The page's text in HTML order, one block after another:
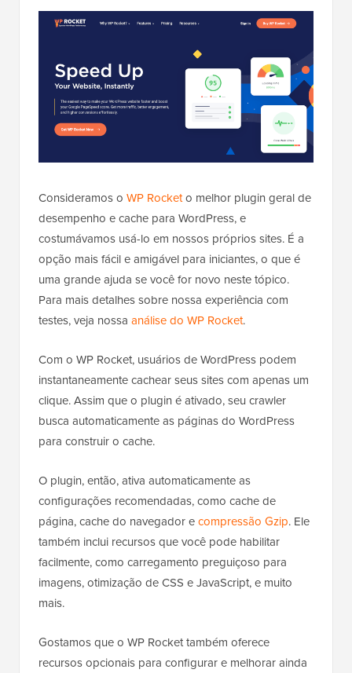
Consideramos o WP Rocketo melhor plugin geral de
desempenho e cache para WordPress, e
costumávamos usá-lo em nossos próprios sites. É a
opção mais fácil e amigável para iniciantes, o que é
uma grande ajuda se você for novo neste tópico.
Para mais detalhes sobre nossa experiência com
testes, veja nossa análise do WP Rocket.
Com o WP Rocket, usuários de WordPress podem
instantaneamente cachear seus sites com apenas um
clique. Assim que o plugin é ativado, seu crawler
busca automaticamente as páginas do WordPress
para construir o cache.
O plugin, então, ativa automaticamente as
configurações recomendadas, como cache de
página, cache do navegador ecompressão Gzip. Ele
também inclui recursos que você pode habilitar
facilmente, como carregamento preguiçoso para
imagens, otimização de CSS e JavaScript, e muito
mais.
Gostamos que o WP Rocket também oferece
recursos opcionais para configurar e melhorar ainda